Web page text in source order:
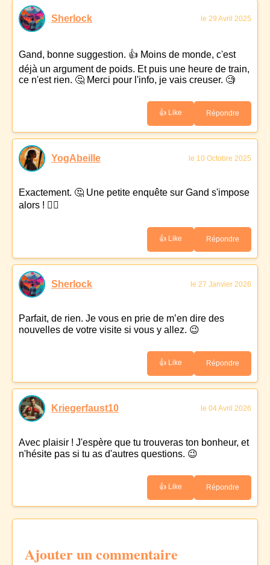
Sherlock le 29 Avril 2025
Gand, bonne suggestion. 👍 Moins de monde, c'est
déjà un argument de poids. Et puis une heure de train,
ce n'est rien. 🤔 Merci pour l'info, je vais creuser. 🧐
👍 Like Répondre
YogAbeille le 10 Octobre 2025
Exactement. 🤔 Une petite enquête sur Gand s'impose
alors ! 🕵️‍♀️
👍 Like Répondre
Sherlock le 27 Janvier 2026
Parfait, de rien. Je vous en prie de m’en dire des
nouvelles de votre visite si vous y allez. 😉
👍 Like Répondre
Kriegerfaust10 le 04 Avril 2026
Avec plaisir ! J'espère que tu trouveras ton bonheur, et
n'hésite pas si tu as d'autres questions. 😉
👍 Like Répondre
Ajouter un commentaire